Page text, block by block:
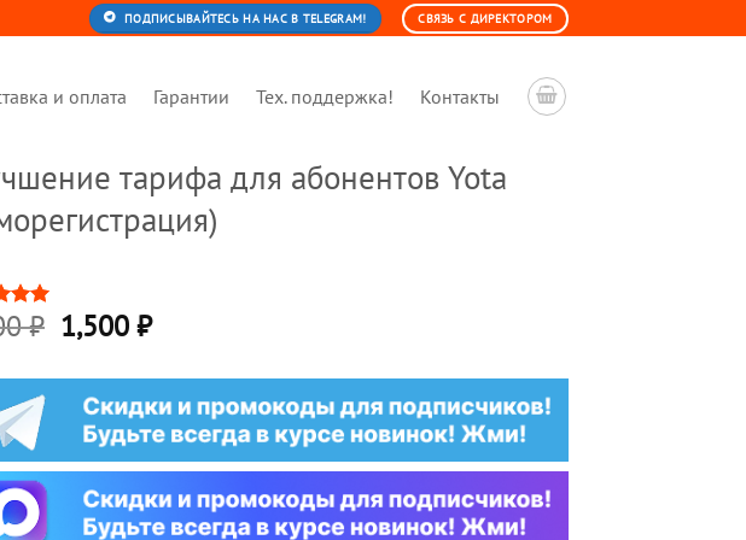
ПОДПИСЫВАЙТЕСЬ НА НАС В TELEGRAM! СВЯЗЬ С ДИРЕКТОРОМ
и оплата Гарантии Тех. поддержка! Контакты
тарифа для абонентов Yota
5
₽ 1,500₽